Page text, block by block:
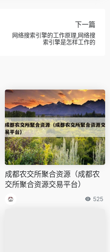
下一篇
网络搜索引擎的工作原理,网络搜
索引擎是怎样工作的
成都农交所聚合资源（成都农
交所聚合资源交易平台）
525